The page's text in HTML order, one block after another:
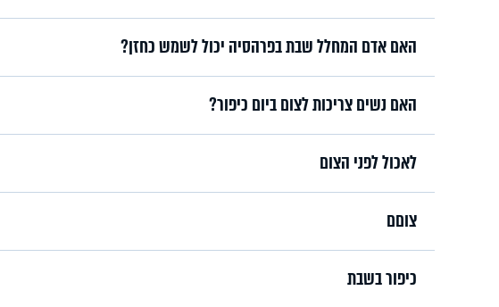
האם אדם המחלל שבת בפרהסיה יכול לשמש כחזן?
האם נשים צריכות לצום ביום כיפור?
לאכול לפני הצום
צוםם
כיפור בשבת